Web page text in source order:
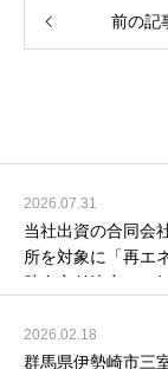
前の記
2026.07.31
当社出資の合同会
所を対象に「再エ
助金交付決定のお
2026.02.18
群馬県伊勢崎市三